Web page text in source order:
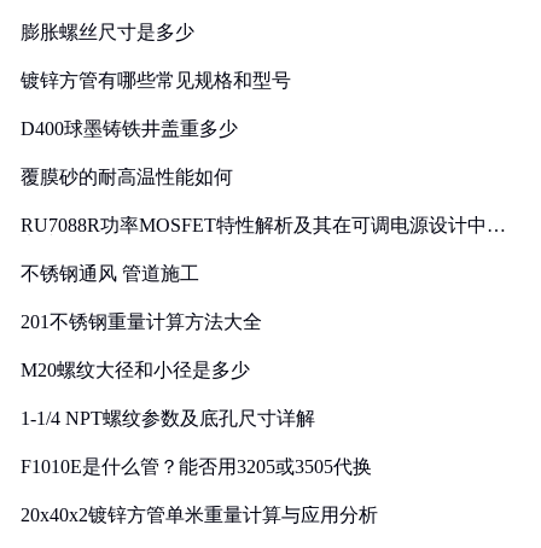
膨胀螺丝尺寸是多少
镀锌方管有哪些常见规格和型号
D400球墨铸铁井盖重多少
覆膜砂的耐高温性能如何
RU7088R功率MOSFET特性解析及其在可调电源设计中的
不锈钢通风 管道施工
201不锈钢重量计算方法大全
M20螺纹大径和小径是多少
1-1/4 NPT螺纹参数及底孔尺寸详解
F1010E是什么管？能否用3205或3505代换
20x40x2镀锌方管单米重量计算与应用分析